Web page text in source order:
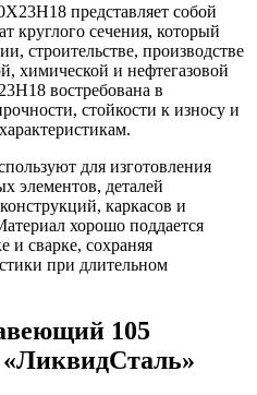
представляет собой
круглого сечения, который
строительстве, производстве
химической и нефтегазовой
востребована в
стойкости к износу и
для изготовления
элементов, деталей
каркасов и
хорошо поддается
и сварке, сохраняя
при длительном
105